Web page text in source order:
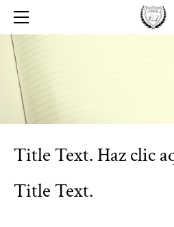
Title Text. Haz clic
Title Text.
CURSOS
CURSO